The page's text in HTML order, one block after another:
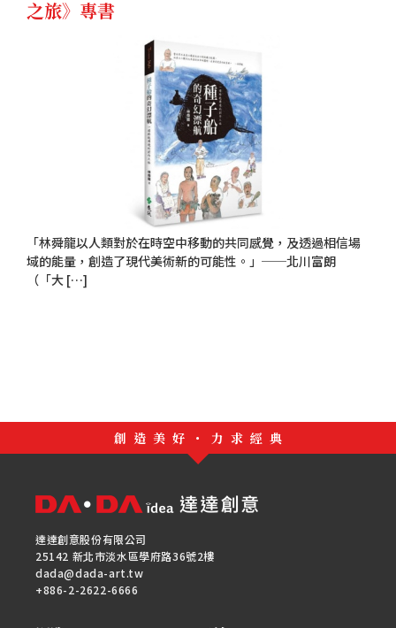
之旅》專書
「林舜龍以人類對於在時空中移動的共同感覺，及透過相信場
域的能量，創造了現代美術新的可能性。」──北川富朗
（「大 […]
創造美好・力求經典
達達創意股份有限公司
25142 新北市淡水區學府路36號2樓
dada@dada-art.tw
+886-2-2622-6666